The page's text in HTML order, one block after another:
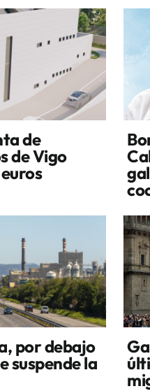
de
de Vigo
por debajo
suspende la